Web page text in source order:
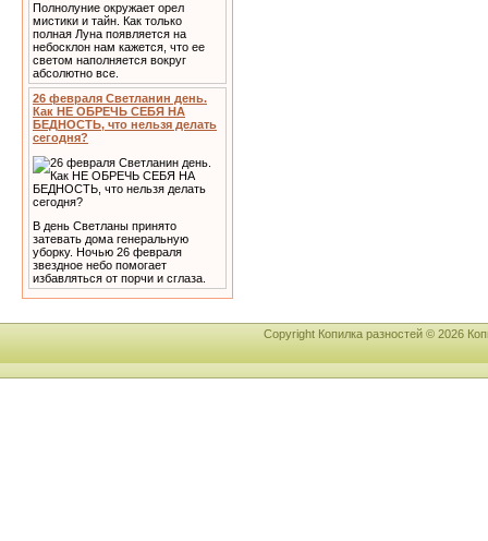
Полнолуние окружает орел
мистики и тайн. Как только
полная Луна появляется на
небосклон нам кажется, что ее
светом наполняется вокруг
абсолютно все.
26 февраля Светланин день.
Как НЕ ОБРЕЧЬ СЕБЯ НА
БЕДНОСТЬ, что нельзя делать
сегодня?
В день Светланы принято
затевать дома генеральную
уборку. Ночью 26 февраля
звездное небо помогает
избавляться от порчи и сглаза.
Copyright Копилка разностей © 2026